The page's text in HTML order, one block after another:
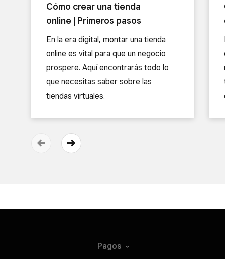
Cómo crear una tienda
online | Primeros pasos
En la era digital, montar una tienda
online es vital para que un negocio
prospere. Aquí encontrarás todo lo
que necesitas saber sobre las
tiendas virtuales.
Pagos